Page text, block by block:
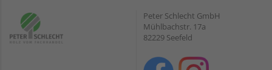
Peter Schlecht GmbH
Mühlbachstr. 17a
82229 Seefeld